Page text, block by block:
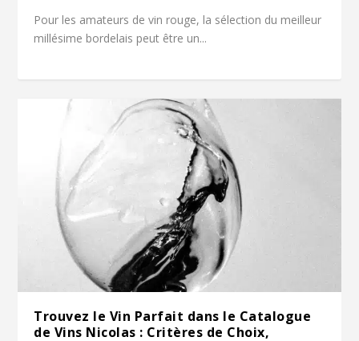
Pour les amateurs de vin rouge, la sélection du meilleur
millésime bordelais peut être un...
Trouvez le Vin Parfait dans le Catalogue
de Vins Nicolas : Critères de Choix,